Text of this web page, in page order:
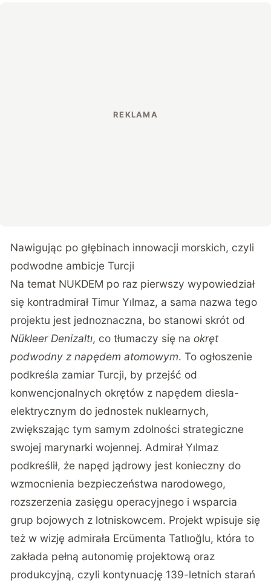
Nawigując po głębinach innowacji morskich, czyli
podwodne ambicje Turcji
Na temat NUKDEM po raz pierwszy wypowiedział
się kontradmirał Timur Yılmaz, a sama nazwa tego
projektu jest jednoznaczna, bo stanowi skrót od
Nükleer Denizaltı, co tłumaczy się naokręt
podwodny z napędem atomowym. To ogłoszenie
podkreśla zamiar Turcji, by przejść od
konwencjonalnych okrętów z napędem diesla-
elektrycznym do jednostek nuklearnych,
zwiększając tym samym zdolności strategiczne
swojej marynarki wojennej. Admirał Yılmaz
podkreślił, że napęd jądrowy jest konieczny do
wzmocnienia bezpieczeństwa narodowego,
rozszerzenia zasięgu operacyjnego i wsparcia
grup bojowych z lotniskowcem. Projekt wpisuje się
też w wizję admirała Ercümenta Tatlıoğlu, która to
zakłada pełną autonomię projektową oraz
produkcyjną, czyli kontynuację 139-letnich starań